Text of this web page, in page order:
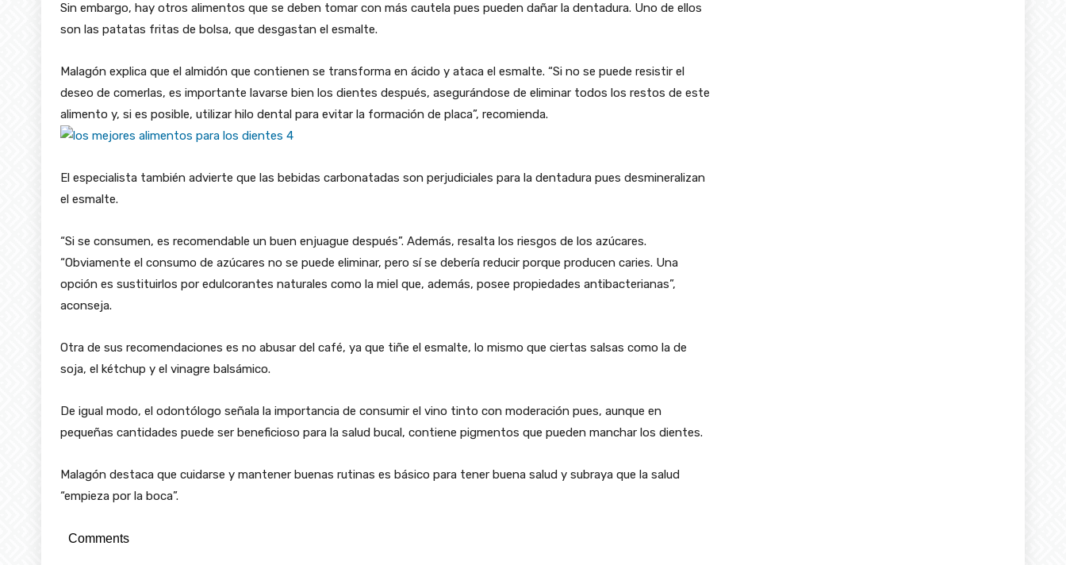
Sin embargo, hay otros alimentos que se deben tomar con más cautela pues pueden dañar la dentadura. Uno de ellos
son las patatas fritas de bolsa, que desgastan el esmalte.
Malagón explica que el almidón que contienen se transforma en ácido y ataca el esmalte. “Si no se puede resistir el
deseo de comerlas, es importante lavarse bien los dientes después, asegurándose de eliminar todos los restos de este
alimento y, si es posible, utilizar hilo dental para evitar la formación de placa”, recomienda.
El especialista también advierte que las bebidas carbonatadas son perjudiciales para la dentadura pues desmineralizan
el esmalte.
“Si se consumen, es recomendable un buen enjuague después”. Además, resalta los riesgos de los azúcares.
“Obviamente el consumo de azúcares no se puede eliminar, pero sí se debería reducir porque producen caries. Una
opción es sustituirlos por edulcorantes naturales como la miel que, además, posee propiedades antibacterianas”,
aconseja.
Otra de sus recomendaciones es no abusar del café, ya que tiñe el esmalte, lo mismo que ciertas salsas como la de
soja, el kétchup y el vinagre balsámico.
De igual modo, el odontólogo señala la importancia de consumir el vino tinto con moderación pues, aunque en
pequeñas cantidades puede ser beneficioso para la salud bucal, contiene pigmentos que pueden manchar los dientes.
Malagón destaca que cuidarse y mantener buenas rutinas es básico para tener buena salud y subraya que la salud
“empieza por la boca”.
Comments